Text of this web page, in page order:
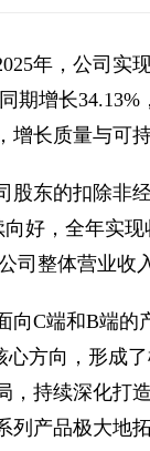
年，公司实
期增长
增长质量与可
股东的扣除非
好，全年实
司整体营业收
向C端和B端
心方向，形成
持续深化打
列产品极大地